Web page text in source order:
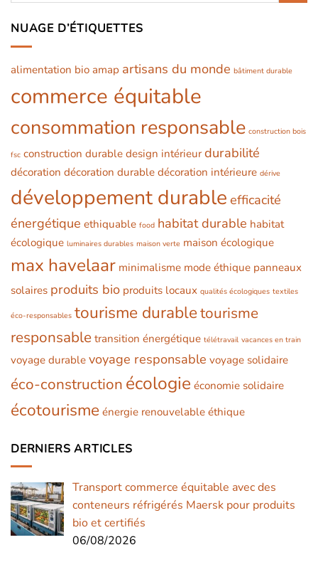
NUAGE D’ÉTIQUETTES
alimentation bio amap artisans du monde bâtiment durable
commerce équitable
consommation responsable construction bois
fsc construction durable design intérieur durabilité
décoration décoration durable décoration intérieure dérive
développement durable efficacité
énergétique ethiquable food habitat durable habitat
écologique luminaires durables maison verte maison écologique
max havelaar minimalisme mode éthique panneaux
solaires produits bio produits locaux qualités écologiques textiles
éco-responsables tourisme durabletourisme
responsable transition énergétique télétravail vacances en train
voyage durable voyage responsable voyage solidaire
éco-construction écologie économie solidaire
écotourisme énergie renouvelable éthique
DERNIERS ARTICLES
Transport commerce équitable avec des
conteneurs réfrigérés Maersk pour produits
bio et certifiés
06/08/2026